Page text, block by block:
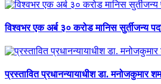
विश्वभर एक अर्ब ३० करोड मानिस सुर्तीजन्य
प्रस्तावित प्रधानन्यायाधीश डा. मनोजकुमार